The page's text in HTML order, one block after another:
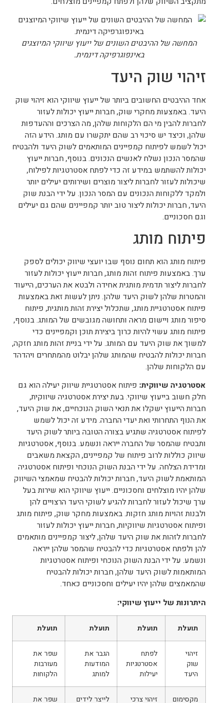
המחשה של ההיבטים השונים של ייעוץ שיווקי המיוצגים
באינפוגרפיקה דינמית.
זיהוי שוק היעד
אחד ההיבטים החשובים ביותר של ייעוץ שיווקי הוא זיהוי שוק
היעד. באמצעות מחקרי שוק, חברות ייעוץ יכולות לעזור
לחברות להבין מי הם הלקוחות שלהן, מה הצרכים וההעדפות
שלהן, וכיצד יש סיכוי רב שהם יתקשרו עם מותג. הידע הזה
יכול לשמש לפיתוח קמפיינים המותאמים לשוק היעד ולהבטיח
שהמסר הנכון נשלח לאנשים הנכונים. בנוסף, חברות ייעוץ
יכולות להשתמש במידע זה כדי לפתח אסטרטגיות לפילוח,
שיכולות לעזור לחברות ליצור מוצרים ושירותים יעילים יותר
ולמקד ללקוחות הנכונים עם המסר הנכון. על ידי הבנת שוק
היעד, חברות יכולות ליצור טוב יותר קמפיינים שהם גם יעילים
וגם חסכוניים.
פיתוח מותג
פיתוח מותג הוא תחום נוסף שבו יועצי שיווק יכולים לספק
ערך. באמצעות פיתוח זהות מותג, חברות ייעוץ יכולות לעזור
לחברות ליצור תדמית מותגית אחידה ולבטא את הערכים, הייעוד
והמטרות שלהן לשוק היעד שלהן. ניתן לעשות זאת באמצעות
פיתוח אסטרטגיית מותג, שתכלול יצירת זהות מותגית, פיתוח
סיפור מותג ויישום מראה ותחושה מגובשים של המותג. בנוסף,
פיתוח מותג עשוי להיות כרוך ביצירת תוכן וקמפיינים כדי
למשוך את שוק היעד עם המותג. על ידי בניית זהות מותג חזקה,
חברות יכולות להבטיח שהמותג שלהן יבלוט מהמתחרים ויהדהד
עם הלקוחות שלהן.
אסטרטגיה שיווקית: פיתוח אסטרטגיית שיווק יעילה הוא גם
חלק חשוב בייעוץ שיווקי. בעת יצירת אסטרטגיה שיווקית,
חברות הייעוץ ישקלו את תנאי השוק הנוכחיים, את שוק היעד,
את הנוף התחרותי ואת יעדי החברה. מידע זה יכול לשמש
לפיתוח אסטרטגיה שתגיע בצורה הטובה ביותר לשוק היעד
ותבטיח שהמסר של החברה ייראה ונשמע. בנוסף, אסטרטגיות
שיווק כוללות לרוב פיתוח של קמפיינים, הקצאת משאבים
ומדידת הצלחה. על ידי הבנת השוק הנוכחי ופיתוח אסטרטגיה
המותאמת לשוק היעד, חברות יכולות להבטיח שמאמצי השיווק
שלהן יהיו מוצלחים וחסכוניים. ייעוץ שיווקי הוא שירות בעל
ערך שיכול לעזור לחברות להגיע לשוקי היעד הרצויים להן
ולבנות זהויות מותג חזקות. באמצעות מחקר שוק, פיתוח מותג
ופיתוח אסטרטגיות שיווקיות, חברות ייעוץ יכולות לעזור
לחברות לזהות את שוק היעד שלהן, ליצור קמפיינים מותאמים
להן ולפתח אסטרטגיות כדי להבטיח שהמסר שלהן ייראה
ונשמע. על ידי הבנת השוק הנוכחי ופיתוח אסטרטגיות
המותאמות לשוק היעד שלהן, חברות יכולות להבטיח
שהמאמצים שלהן יהיו יעילים וחסכוניים כאחד.
היתרונות של ייעוץ שיווקי:
תועלת תועלת תועלת תועלת
זיהוי
שוק
היעד
לפתח
אסטרטגיות
יעילות
הגבר את
המודעות
למותג
שפר את
מעורבות
הלקוחות
מקסימום
זיהוי צרכי
לייצר לידים
שפר את